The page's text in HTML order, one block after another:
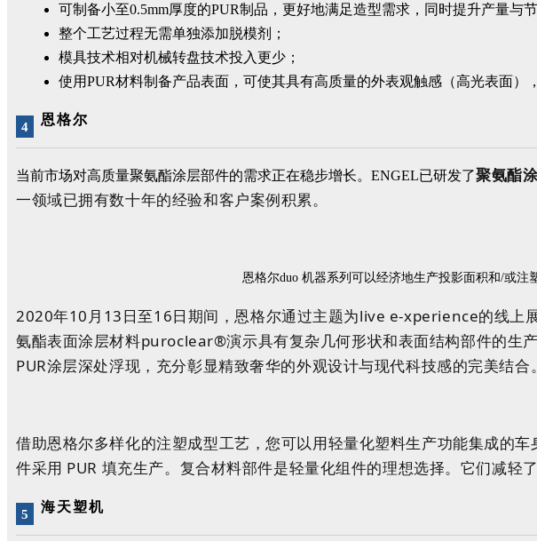
可制备小至0.5mm厚度的PUR制品，更好地满足造型需求，同时提升产量与节
整个工艺过程无需单独添加脱模剂；
模具技术相对机械转盘技术投入更少；
使用PUR材料制备产品表面，可使其具有高质量的外表观触感（高光表面
4 恩格尔
当前市场对高质量聚氨酯涂层部件的需求正在稳步增长。ENGEL已研发了聚氨酯
一领域已拥有数十年的经验和客户案例积累。
恩格尔duo 机器系列可以经济地生产投影面积和/或注
2020年10月13日至16日期间，恩格尔通过主题为live e-xperience的线上
氨酯表面涂层材料puroclear®演示具有复杂几何形状和表面结构部件的生
PUR涂层深处浮现，充分彰显精致奢华的外观设计与现代科技感的完美结合。
借助恩格尔多样化的注塑成型工艺，您可以用轻量化塑料生产功能集成的
件采用 PUR 填充生产。复合材料部件是轻量化组件的理想选择。它们减轻
5 海天塑机